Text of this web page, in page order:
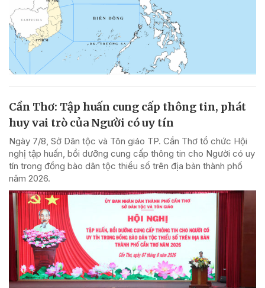
Cần Thơ: Tập huấn cung cấp thông tin, phát
huy vai trò của Người có uy tín
Ngày 7/8, Sở Dân tộc và Tôn giáo TP. Cần Thơ tổ chức Hội
nghị tập huấn, bồi dưỡng cung cấp thông tin cho Người có uy
tín trong đồng bào dân tộc thiểu số trên địa bàn thành phố
năm 2026.